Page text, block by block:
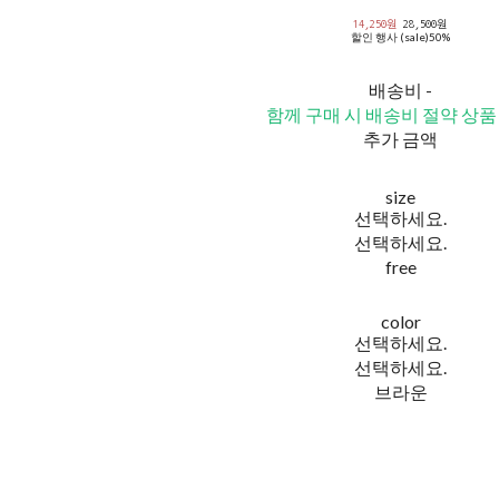
14,250원28,500원
할인 행사 (sale)50%
배송비 -
함께 구매 시 배송비 절약 상
추가 금액
size
선택하세요.
선택하세요.
free
color
선택하세요.
선택하세요.
브라운